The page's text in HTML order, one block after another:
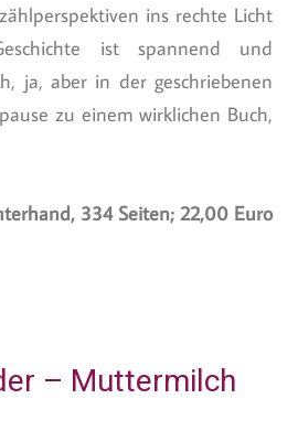
ins rechte Licht
ist spannend und
ja, aber in der geschriebenen
zu einem wirklichen Buch,
334 Seiten; 22,00 Euro
– Muttermilch